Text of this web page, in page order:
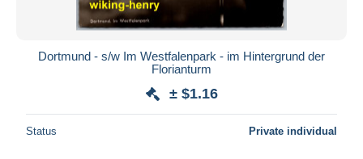
Dortmund - s/w Im Westfalenpark - im Hintergrund der
Florianturm
± $1.16
Status Private individual